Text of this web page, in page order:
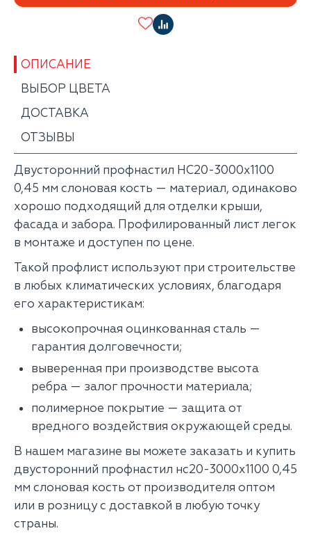
ОПИСАНИЕ
ВЫБОР ЦВЕТА
ДОСТАВКА
ОТЗЫВЫ
Двусторонний профнастил НС20-3000х1100
0,45 мм слоновая кость — материал, одинаково
хорошо подходящий для отделки крыши,
фасада и забора. Профилированный лист легок
в монтаже и доступен по цене.
Такой профлист используют при строительстве
в любых климатических условиях, благодаря
его характеристикам:
высокопрочная оцинкованная сталь —
гарантия долговечности;
выверенная при производстве высота
ребра — залог прочности материала;
полимерное покрытие — защита от
вредного воздействия окружающей среды.
В нашем магазине вы можете заказать и купить
двусторонний профнастил нс20-3000х1100 0,45
мм слоновая кость от производителя оптом
или в розницу с доставкой в любую точку
страны.